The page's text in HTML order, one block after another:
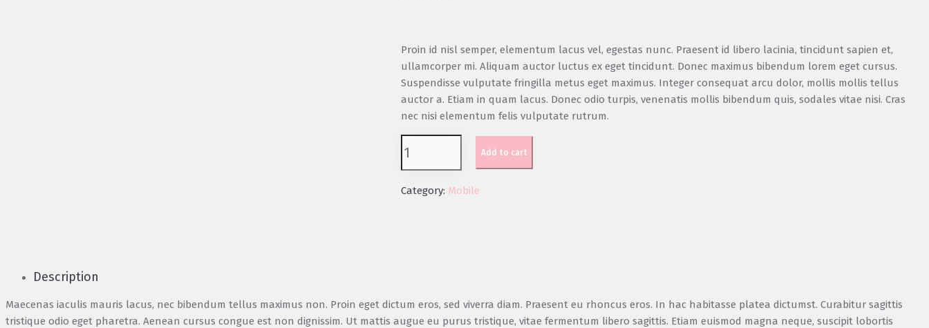
Proin id nisl semper, elementum lacus vel, egestas nunc. Praesent id libero lacinia, tincidunt sapien et,
ullamcorper mi. Aliquam auctor luctus ex eget tincidunt. Donec maximus bibendum lorem eget cursus.
Suspendisse vulputate fringilla metus eget maximus. Integer consequat arcu dolor, mollis mollis tellus
auctor a. Etiam in quam lacus. Donec odio turpis, venenatis mollis bibendum quis, sodales vitae nisi. Cras
nec nisi elementum felis vulputate rutrum.
Add to cart
Category: Mobile
Description
Maecenas iaculis mauris lacus, nec bibendum tellus maximus non. Proin eget dictum eros, sed viverra diam. Praesent eu rhoncus eros. In hac habitasse platea dictumst. Curabitur sagittis
tristique odio eget pharetra. Aenean cursus congue est non dignissim. Ut mattis augue eu purus tristique, vitae fermentum libero sagittis. Etiam euismod magna neque, suscipit lobortis